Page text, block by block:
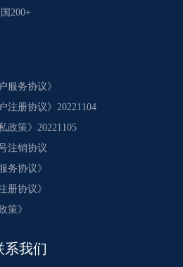
200+
服务协议》
注册协议》20221104
政策》20221105
注销协议
务协议》
册协议》
策》
系我们